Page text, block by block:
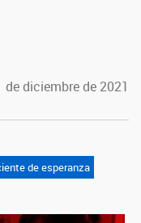
diciembre de 2021
de esperanza